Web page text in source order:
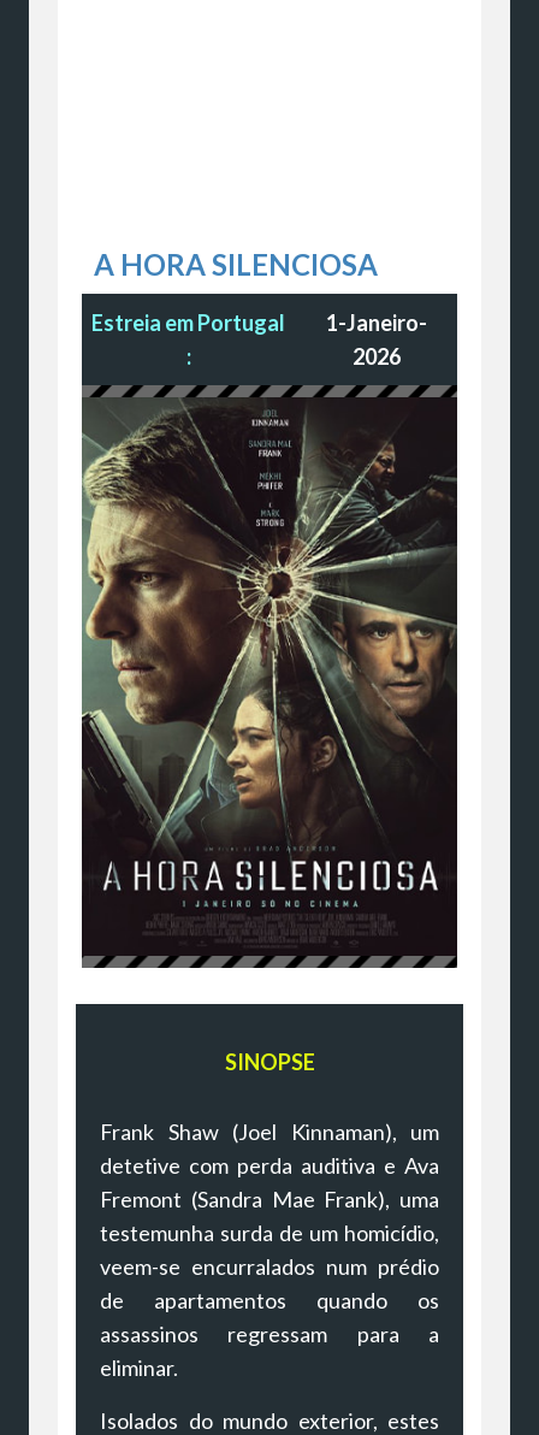
A HORA SILENCIOSA
Estreia em Portugal
:
1-Janeiro-
2026
SINOPSE
Frank Shaw (Joel Kinnaman), um
detetive com perda auditiva e Ava
Fremont (Sandra Mae Frank), uma
testemunha surda de um homicídio,
veem-se encurralados num prédio
de apartamentos quando os
assassinos regressam para a
eliminar.
Isolados do mundo exterior, estes